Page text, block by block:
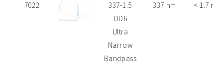
7022
337-1.5
OD6
Ultra
Narrow
Bandpass
337 nm < 1.7